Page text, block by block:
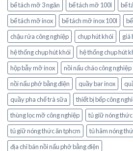
bể tách mỡ 3 ngăn
bể tách mỡ 100l
bể
bể tách mỡ inox
bể tách mỡ inox 100l
chậu rửa công nghiệp
chụp hút khói
giá
hệ thống chụp hút khói
hệ thống chụp hút
hộp bẫy mỡ inox
nồi nấu cháo công nghiệp
nồi nấu phở bằng điện
quầy bar inox
quầy pha chế trà sữa
thiết bị bếp công
thùng lọc mỡ công nghiệp
tủ giữ nóng
tủ giữ nóng thức ăn tphcm
tủ hâm nóng
địa chỉ bán nồi nấu phở bằng điện